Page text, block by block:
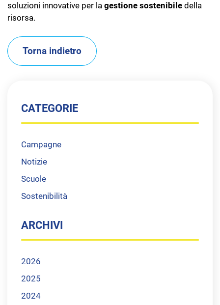
soluzioni innovative per la gestione sostenibile della
risorsa.
Torna indietro
CATEGORIE
Campagne
Notizie
Scuole
Sostenibilità
ARCHIVI
2026
2025
2024